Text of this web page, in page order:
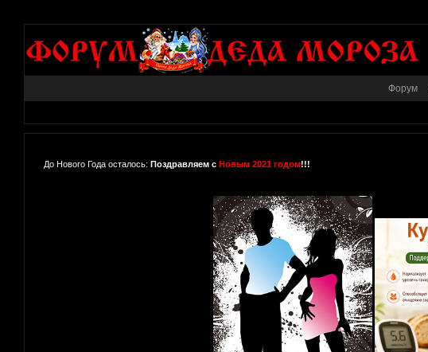
Форум
До Нового Года осталось: Поздравляем с Новым 2021 годом!!!